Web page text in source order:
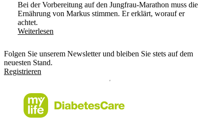
Bei der Vorbereitung auf den Jungfrau-Marathon muss die
Ernährung von Markus stimmen. Er erklärt, worauf er
achtet.
Weiterlesen
Folgen Sie unserem Newsletter und bleiben Sie stets auf dem
neuesten Stand.
Registrieren